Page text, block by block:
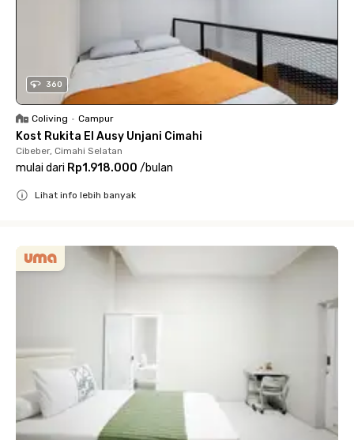
360
Coliving • Campur
Kost Rukita El Ausy Unjani Cimahi
Cibeber, Cimahi Selatan
mulai dari Rp1.918.000 /bulan
Lihat info lebih banyak